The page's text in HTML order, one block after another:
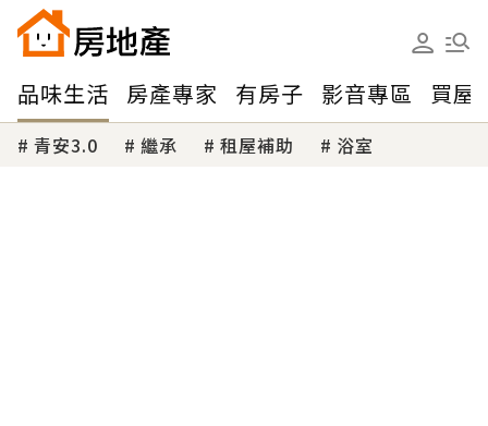
品味生活 房產專家 有房子 影音專區 買屋
青安3.0 繼承 租屋補助 浴室